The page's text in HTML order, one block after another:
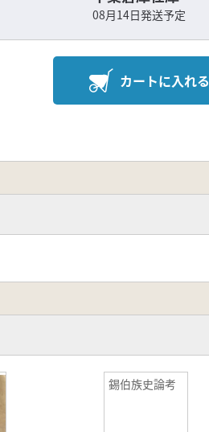
08月14日発送予定
カートに入れる
錫伯族史論考